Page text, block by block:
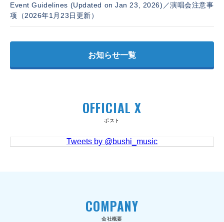
Event Guidelines (Updated on Jan 23, 2026)／演唱会注意事
项（2026年1月23日更新）
お知らせ一覧
OFFICIAL X
ポスト
Tweets by @bushi_music
COMPANY
会社概要